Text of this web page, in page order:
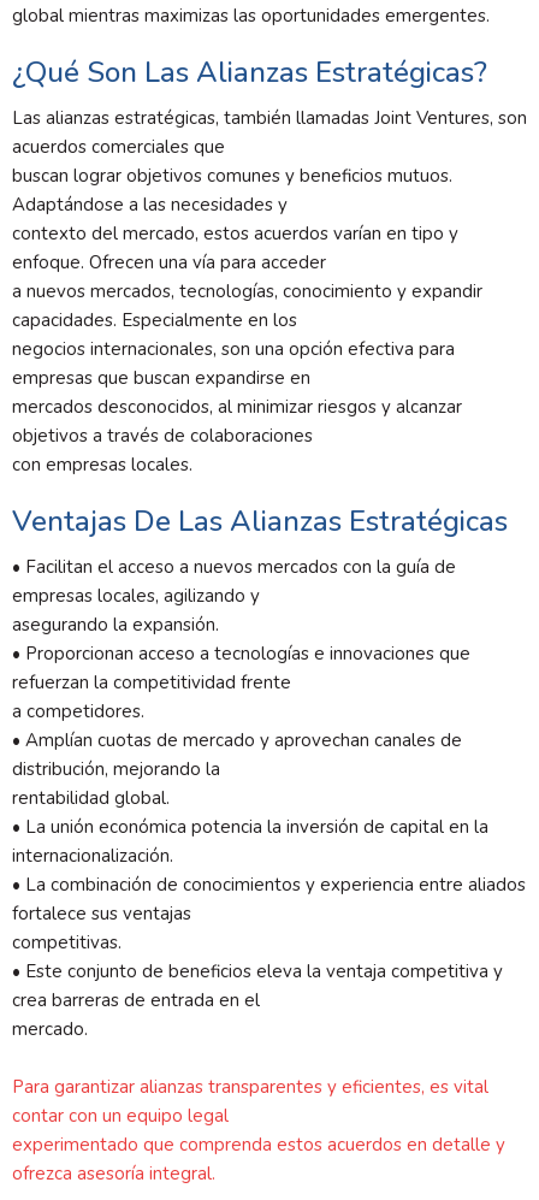
global mientras maximizas las oportunidades emergentes.
¿Qué Son Las Alianzas Estratégicas?
Las alianzas estratégicas, también llamadas Joint Ventures, son
acuerdos comerciales que
buscan lograr objetivos comunes y beneficios mutuos.
Adaptándose a las necesidades y
contexto del mercado, estos acuerdos varían en tipo y
enfoque. Ofrecen una vía para acceder
a nuevos mercados, tecnologías, conocimiento y expandir
capacidades. Especialmente en los
negocios internacionales, son una opción efectiva para
empresas que buscan expandirse en
mercados desconocidos, al minimizar riesgos y alcanzar
objetivos a través de colaboraciones
con empresas locales.
Ventajas De Las Alianzas Estratégicas
• Facilitan el acceso a nuevos mercados con la guía de
empresas locales, agilizando y
asegurando la expansión.
• Proporcionan acceso a tecnologías e innovaciones que
refuerzan la competitividad frente
a competidores.
• Amplían cuotas de mercado y aprovechan canales de
distribución, mejorando la
rentabilidad global.
• La unión económica potencia la inversión de capital en la
internacionalización.
• La combinación de conocimientos y experiencia entre aliados
fortalece sus ventajas
competitivas.
• Este conjunto de beneficios eleva la ventaja competitiva y
crea barreras de entrada en el
mercado.
Para garantizar alianzas transparentes y eficientes, es vital
contar con un equipo legal
experimentado que comprenda estos acuerdos en detalle y
ofrezca asesoría integral.